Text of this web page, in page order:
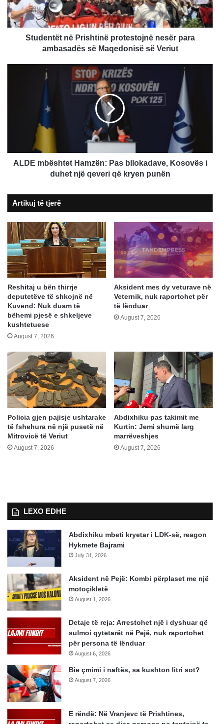
ambasadës
së
Maqedonisë
Studentët në Prishtinë protestojnë nesër para
ambasadës së Maqedonisë së Veriut
një
qeveri
punën
ALDE mbështet Hamzën: Pas bllokadave, Kosovës i
duhet një qeveri që kryen punën
Artikuj të tjerë
Reshitaj u bën thirrje
deputetëve të shkojnë në
Kuvend: Nuk duam të
bëhemi pjesë e shkeljeve
kushtetuese
August 7, 2026
Aksident mes dy veturave në
Veternik, nuk raportohet për
të lënduar
August 7, 2026
Policia gjen pajisje ushtarake
të fshehura në një pusetë në
Mitrovicë të Veriut
August 7, 2026
Abdixhiku pas takimit me
Kurtin: Jemi shumë larg
marrëveshjes
August 7, 2026
LEXO EDHE
Abdixhiku mbeti kryetar i LDK-së, reagon
Hykmete Bajrami
July 31, 2026
Aksident në Pejë: Kombi përplaset me një
motoçikletë
August 1, 2026
Detaje të reja: Arrestohet një i dyshuar që
sulmoi qytetarët në Pejë, nuk raportohet
për persona të lënduar
August 6, 2026
Bie çmimi i naftës, sa kushton litri sot?
August 7, 2026
E rëndë: Në Vranjevc të Prishtines,